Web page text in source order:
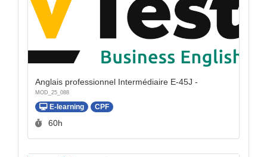
Anglais professionnel Intermédiaire E-45J -
MOD_25_088
E-learning CPF
Durée :
60h